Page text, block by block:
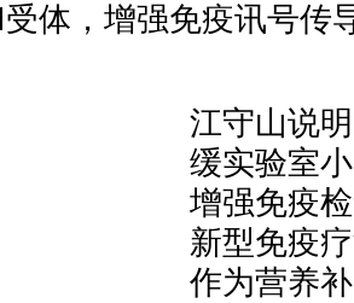
体，增强免疫讯号传
江守山说
缓实验室
增强免疫
新型免疫
作为营养